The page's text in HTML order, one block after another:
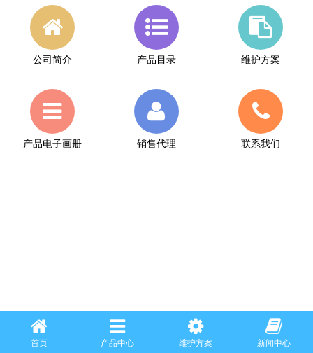
公司简介 产品目录 维护方案
产品电子画册 销售代理 联系我们
首页 产品中心 维护方案 新闻中心